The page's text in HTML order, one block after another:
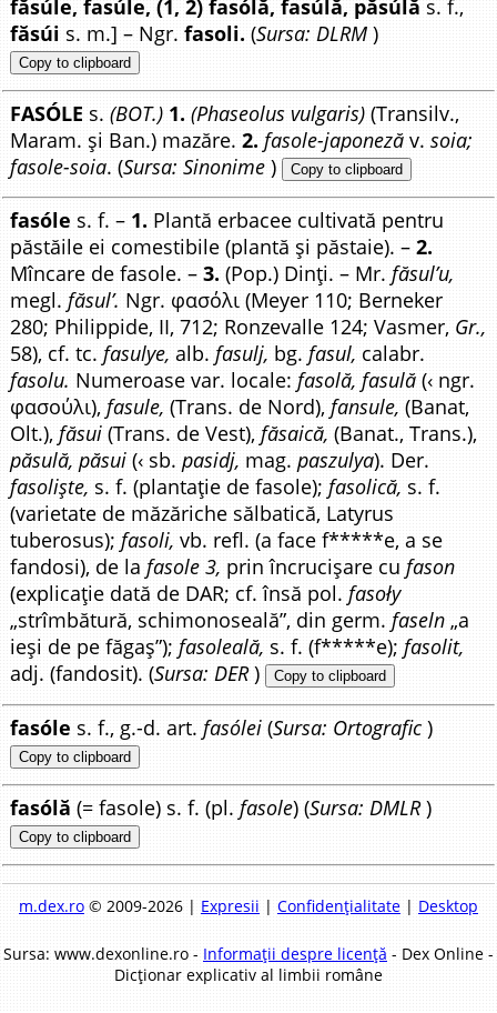
făsúle, fasúle, (1, 2) fasólă, fasúlă, păsúlă s. f.,
făsúi s. m.] – Ngr.fasoli. (Sursa: DLRM )
Copy to clipboard
FASÓLE s.(BOT.) 1. (Phaseolus vulgaris) (Transilv.,
Maram. și Ban.) mazăre.2. fasole-japoneză v.soia;
fasole-soia. (Sursa: Sinonime ) Copy to clipboard
fasóle s. f. – 1. Plantă erbacee cultivată pentru
păstăile ei comestibile (plantă și păstaie). –2.
Mîncare de fasole. –3. (Pop.) Dinți. – Mr.făsul’u,
megl.făsul’. Ngr. φασόλι (Meyer 110; Berneker
280; Philippide, II, 712; Ronzevalle 124; Vasmer, Gr.,
58), cf. tc.fasulye, alb.fasulj, bg.fasul, calabr.
fasolu. Numeroase var. locale:fasolă, fasulă (‹ ngr.
φασούλι),fasule, (Trans. de Nord),fansule, (Banat,
Olt.),făsui (Trans. de Vest),făsaică, (Banat., Trans.),
păsulă, păsui (‹ sb.pasidj, mag.paszulya). Der.
fasoliște, s. f. (plantație de fasole);fasolică, s. f.
(varietate de măzăriche sălbatică, Latyrus
tuberosus);fasoli, vb. refl. (a face f*****e, a se
fandosi), de lafasole 3, prin încrucișare cufason
(explicație dată de DAR; cf. însă pol.fasoły
„strîmbătură, schimonoseală”, din germ.faseln „a
ieși de pe făgaș”);fasoleală, s. f. (f*****e);fasolit,
adj. (fandosit). (Sursa: DER) Copy to clipboard
fasóle s. f., g.-d. art. fasólei (Sursa: Ortografic )
Copy to clipboard
fasólă (= fasole) s. f. (pl.fasole) (Sursa: DMLR)
Copy to clipboard
m.dex.ro© 2009-2026 | Expresii | Confidențialitate| Desktop
Sursa: www.dexonline.ro - Informații despre licență - Dex Online -
Dicționar explicativ al limbii române